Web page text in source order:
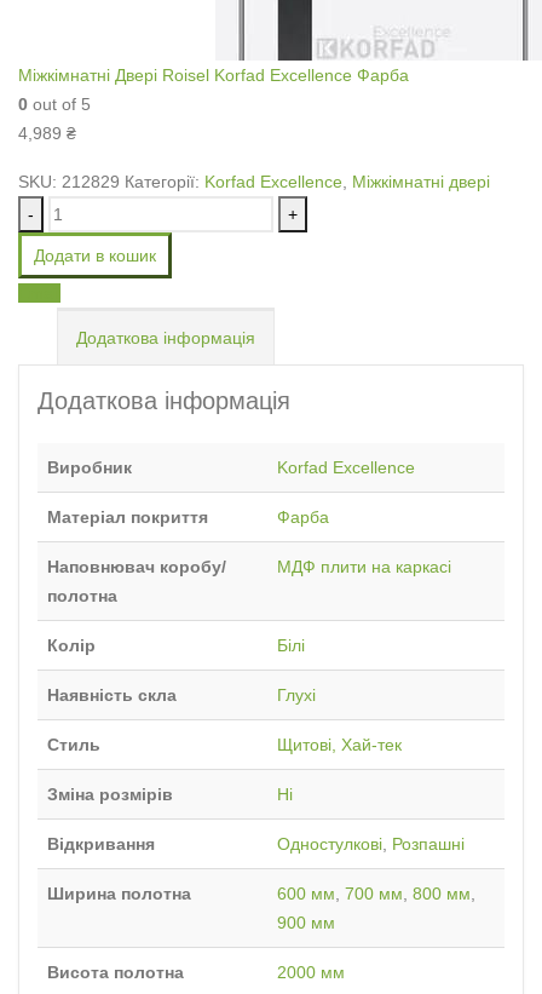
Міжкімнатні Двері Roisel Korfad Excellence Фарба
0 out of 5
4,989 ₴
SKU: 212829 Категорії: Korfad Excellence Міжкімнатні двері
-
+
Додати в кошик
Додаткова інформація
Додаткова інформація
Виробник Korfad Excellence
Матеріал покриття Фарба
Наповнювач коробу/
полотна
МДФ плити на каркасі
Колір Білі
Наявність скла Глухі
Стиль Щитові, Хай-тек
Зміна розмірів Ні
Відкривання Одностулкові, Розпашні
Ширина полотна 600 мм, 700 мм, 800 мм,
900 мм
Висота полотна 2000 мм